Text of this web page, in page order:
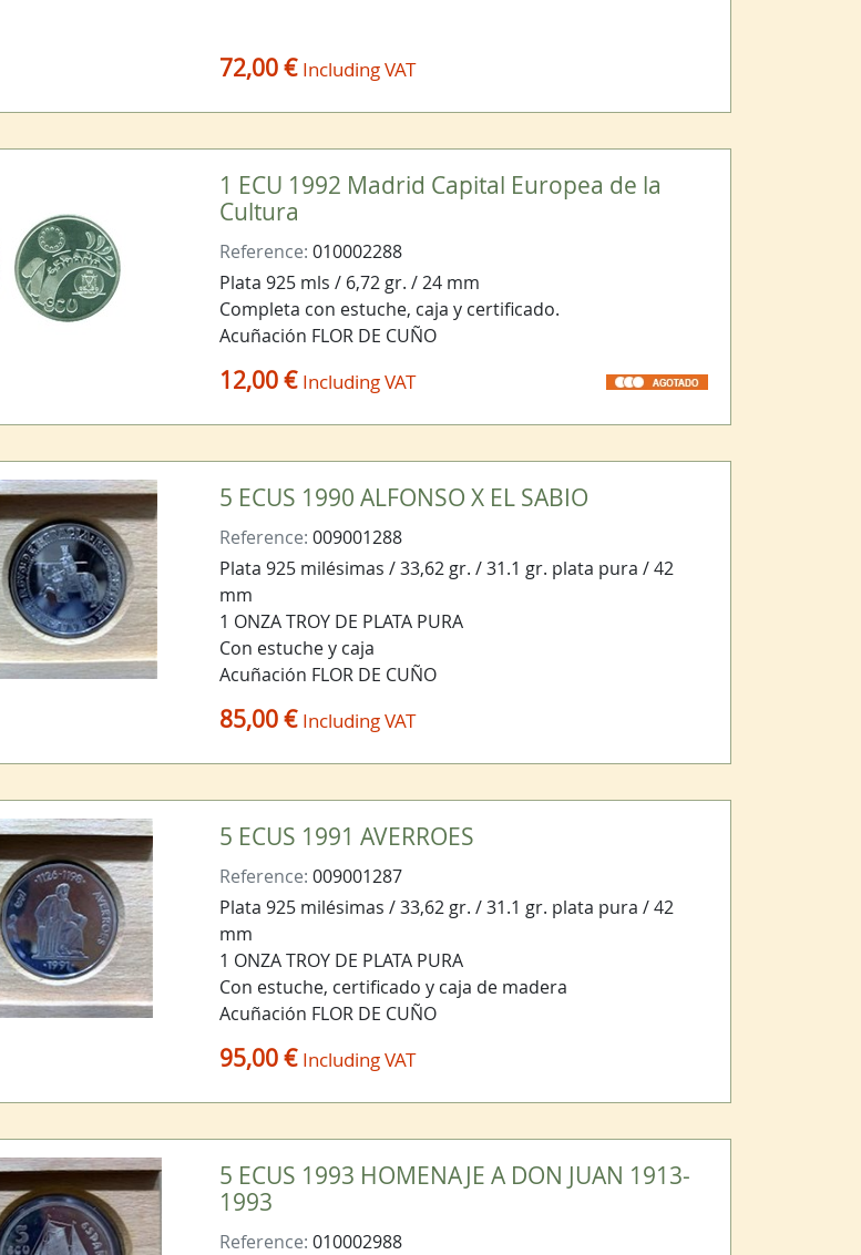
72,00 € Including VAT
1 ECU 1992 Madrid Capital Europea de la
Cultura
Reference:010002288
Plata 925 mls / 6,72 gr. / 24 mm
Completa con estuche, caja y certificado.
Acuñación FLOR DE CUÑO
12,00 € Including VAT
5 ECUS 1990 ALFONSO X EL SABIO
Reference:009001288
Plata 925 milésimas / 33,62 gr. / 31.1 gr. plata pura / 42
mm
1 ONZA TROY DE PLATA PURA
Con estuche y caja
Acuñación FLOR DE CUÑO
85,00 € Including VAT
5 ECUS 1991 AVERROES
Reference:009001287
Plata 925 milésimas / 33,62 gr. / 31.1 gr. plata pura / 42
mm
1 ONZA TROY DE PLATA PURA
Con estuche, certificado y caja de madera
Acuñación FLOR DE CUÑO
95,00 € Including VAT
5 ECUS 1993 HOMENAJE A DON JUAN 1913-
1993
Reference:010002988